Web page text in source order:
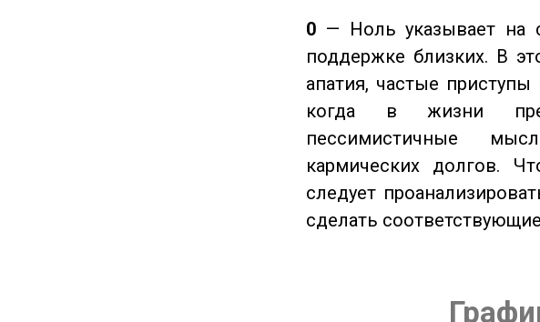
0 — Ноль указывает на
поддержке близких. В
апатия, частые
когда в жизни
пессимистичные
кармических долгов.
следует
сделать